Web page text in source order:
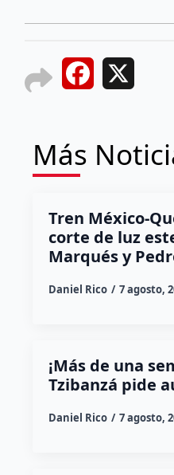
Facebook
Más
Tren México-
corte de luz
Marqués y
Daniel Rico 7 agosto,
¡Más de una
Tzibanzá pide
Daniel Rico 7 agosto,